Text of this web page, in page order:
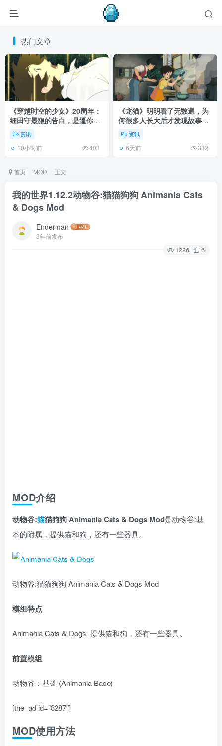
热门文章
《穿越时空的少女》20周年：
细田守最狠的告白，是逼你承
认有些夏天回不去了！
资讯
10小时前 403
《龙猫》明明看了无数遍，为
何很多人长大后才发现故事根
本不在 1988 年！
资讯
6天前 382
首页 MOD 正文
我的世界1.12.2动物谷:猫猫狗狗 Animania Cats
& Dogs Mod
Enderman
3年前发布
1226 6
MOD介绍
动物谷:猫猫狗狗 Animania Cats & Dogs Mod是动物谷:基
本的附属，提供猫和狗，还有一些器具。
动物谷:猫猫狗狗 Animania Cats & Dogs Mod
模组特点
Animania Cats & Dogs 提供猫和狗，还有一些器具。
前置模组
动物谷：基础 (Animania Base)
[the_ad id=”8287″]
MOD使用方法